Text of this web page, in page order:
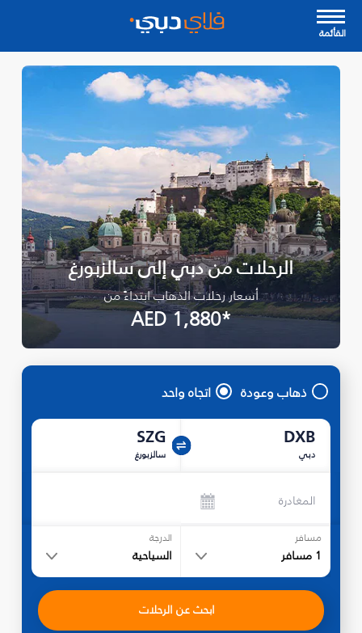
القأئمة
الرحلات من دبي إلى سالزبورغ
أسعار رحلات الذهاب ابتداءً من
*AED 1,880
ذهاب وعودة اتجاه واحد
DXB
دبي
SZG
سالزبورغ
المغادرة
مسافر
1 مسافر
الدرجة
السياحية
ابحث عن الرحلات